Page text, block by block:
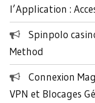
:l’Application :
Spinpolo
Method
Connexion
VPN et Blocages